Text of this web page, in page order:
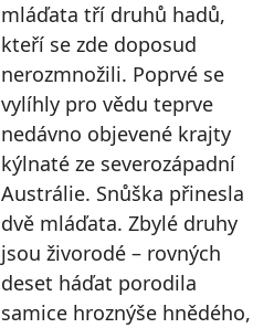
mláďata tří druhů hadů,
kteří se zde doposud
nerozmnožili. Poprvé se
vylíhly pro vědu teprve
nedávno objevené krajty
kýlnaté ze severozápadní
Austrálie. Snůška přinesla
dvě mláďata. Zbylé druhy
jsou živorodé – rovných
deset háďat porodila
samice hroznýše hnědého,